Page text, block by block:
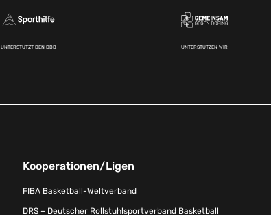
UNTERSTÜTZT DEN DBB UNTERSTÜTZEN WIR
Kooperationen/Ligen
FIBA Basketball-Weltverband
DRS – Deutscher Rollstuhlsportverband Basketball